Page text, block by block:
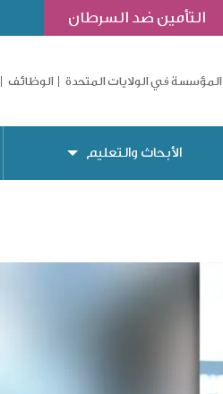
التأمين ضد السرطان
المؤسسة في الولايات المتحدة الوظائف
الأبحاث والتعليم